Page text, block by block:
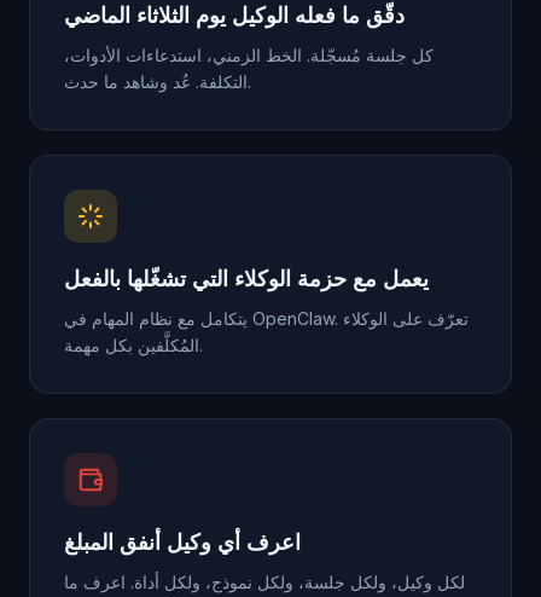
دقّق ما فعله الوكيل يوم الثلاثاء الماضي
كل جلسة مُسجّلة. الخط الزمني، استدعاءات الأدوات،
التكلفة. عُد وشاهد ما حدث.
يعمل مع حزمة الوكلاء التي تشغّلها بالفعل
يتكامل مع نظام المهام في OpenClaw. تعرّف على الوكلاء
المُكلَّفين بكل مهمة.
اعرف أي وكيل أنفق المبلغ
لكل وكيل، ولكل جلسة، ولكل نموذج، ولكل أداة. اعرف ما